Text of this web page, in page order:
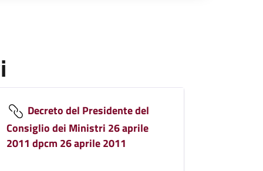
Decreto del Presidente del
Consiglio dei Ministri 26 aprile
2011 dpcm 26 aprile 2011